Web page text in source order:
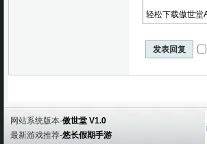
轻松下载傲世堂
发表回复
网站系统版本-傲世堂 V1.0
最新游戏推荐-悠长假期手游